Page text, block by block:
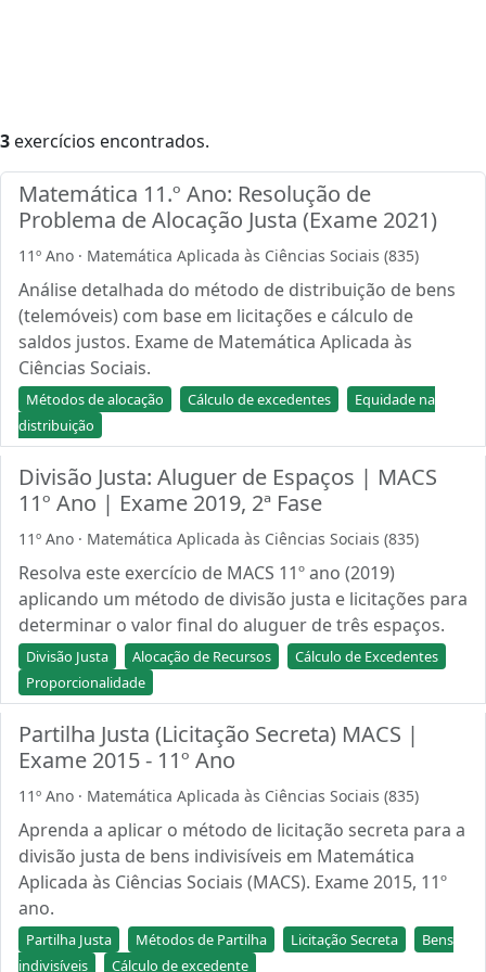
3 exercícios encontrados.
Matemática 11.º Ano: Resolução de
Problema de Alocação Justa (Exame 2021)
11º Ano · Matemática Aplicada às Ciências Sociais (835)
Análise detalhada do método de distribuição de bens
(telemóveis) com base em licitações e cálculo de
saldos justos. Exame de Matemática Aplicada às
Ciências Sociais.
Métodos de alocação Cálculo de excedentes
Equidade na
distribuição
Divisão Justa: Aluguer de Espaços | MACS
11º Ano | Exame 2019, 2ª Fase
11º Ano · Matemática Aplicada às Ciências Sociais (835)
Resolva este exercício de MACS 11º ano (2019)
aplicando um método de divisão justa e licitações para
determinar o valor final do aluguer de três espaços.
Divisão Justa Alocação de Recursos
Cálculo de Excedentes
Proporcionalidade
Partilha Justa (Licitação Secreta) MACS |
Exame 2015 - 11º Ano
11º Ano · Matemática Aplicada às Ciências Sociais (835)
Aprenda a aplicar o método de licitação secreta para a
divisão justa de bens indivisíveis em Matemática
Aplicada às Ciências Sociais (MACS). Exame 2015, 11º
ano.
Partilha Justa Métodos de Partilha Licitação Secreta
Bens
indivisíveis
Cálculo de excedente